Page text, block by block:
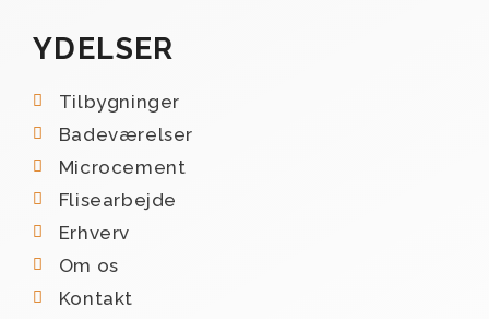
YDELSER
Tilbygninger
Badeværelser
Microcement
Flisearbejde
Erhverv
Om os
Kontakt